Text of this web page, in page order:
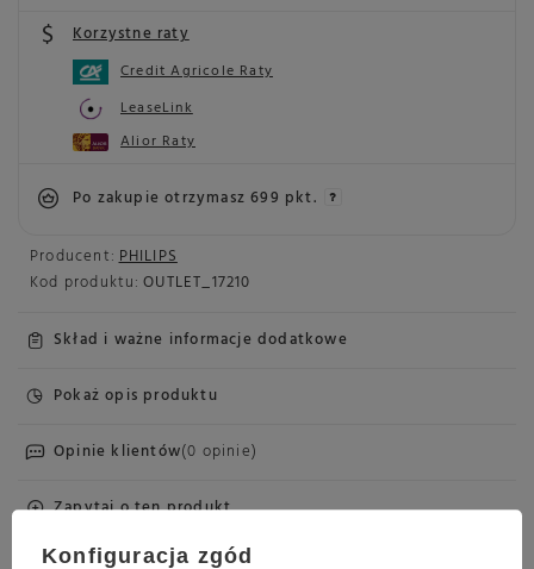
Producent: PHILIPS
Kod produktu: OUTLET_17210
Skład i ważne informacje dodatkowe
Pokaż opis produktu
Opinie klientów(0 opinie)
Zapytaj o ten produkt
Korzystne raty
Credit Agricole Raty
LeaseLink
Alior Raty
Po zakupie otrzymasz699 pkt.
Konfiguracja zgód